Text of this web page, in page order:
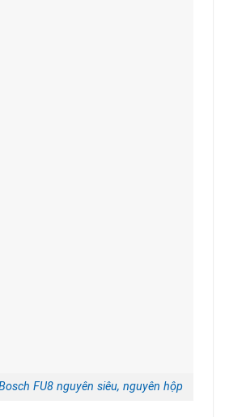
FU8 nguyên siêu, nguyên hộp